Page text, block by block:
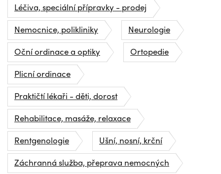
Léčiva, speciální přípravky - prodej
Nemocnice, polikliniky
Neurologie
Oční ordinace a optiky
Ortopedie
Plicní ordinace
Praktičtí lékaři - děti, dorost
Rehabilitace, masáže, relaxace
Rentgenologie
Ušní, nosní, krční
Záchranná služba, přeprava nemocných